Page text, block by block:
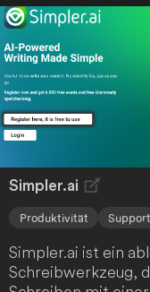
beschleunigt
dir, klare,
erstellen. Darüber
sofortige
E-Mail-
Notizen und
Effizienz mit
Simpler.ai
Produktivität
Simpler.ai ist ein
Schreibwerkzeug,